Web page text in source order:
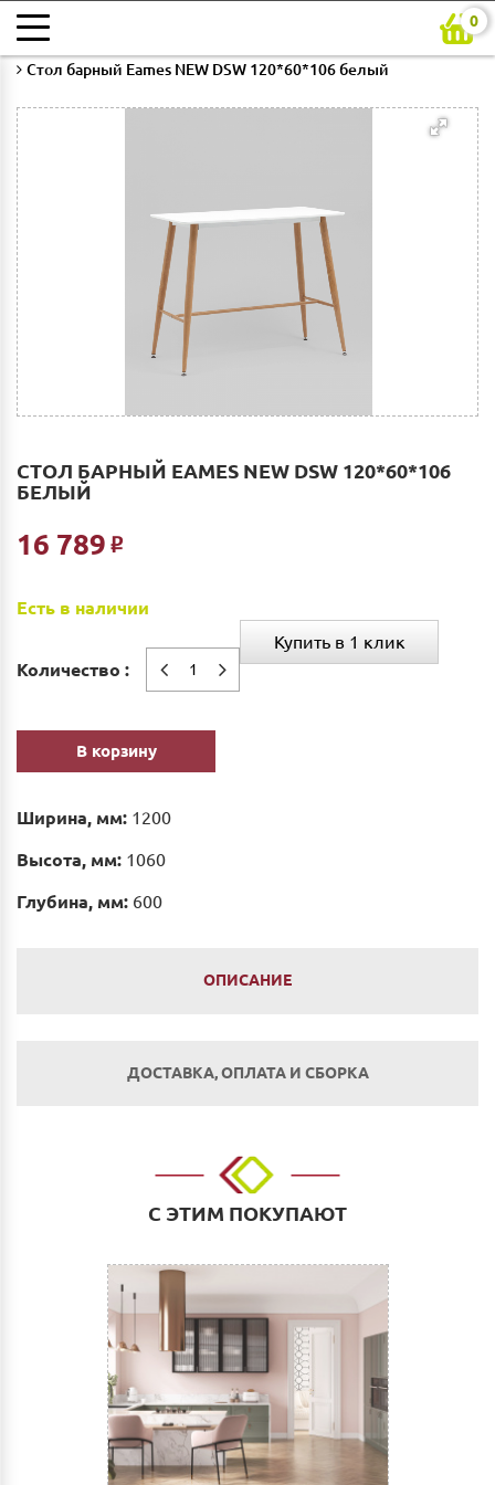
0
Главная
Стол барный Eames NEW DSW 120*60*106 белый
СТОЛ БАРНЫЙ EAMES NEW DSW 120*60*106
БЕЛЫЙ
16 789 Р
Есть в наличии
Количество :
В корзину
Купить в 1 клик
Ширина, мм: 1200
Высота, мм: 1060
Глубина, мм: 600
ОПИСАНИЕ
ДОСТАВКА, ОПЛАТА И СБОРКА
Наличным и безналичным расчетом в салоне по
адресу: г. Нижний Новгород, ул. Невзоровых, д.64,
расчетный счет. Для физических и юридических лиц.
Сбербанк Онлайн.
Как оплатить:
Вы можете заполнить реквизиты при оформлении
покупки в Корзине на сайте или прислать их нам на
электронную почту (почта сайта)
После этого Вы получите счет для оплаты с
необходимыми реквизитами, который можно
С ЭТИМ ПОКУПАЮТ